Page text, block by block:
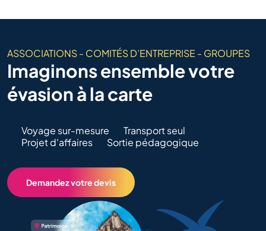
ASSOCIATIONS - COMITÉS D’ENTREPRISE - GROUPES
Imaginons ensemble votre
évasion à la carte
Voyage sur-mesure
Transport seul
Projet d'affaires
Sortie pédagogique
Demandez votre devis